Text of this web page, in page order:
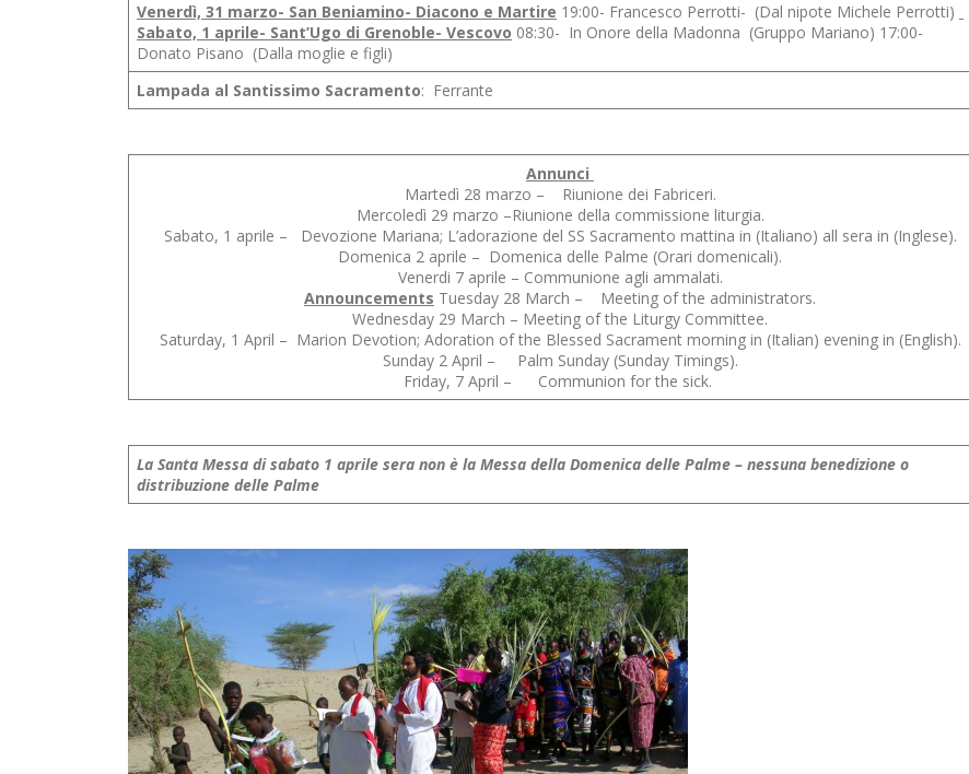
Venerdì, 31 marzo- San Beniamino- Diacono e Martire 19:00- Francesco Perrotti- (Dal nipote Michele Perrotti)
Sabato, 1 aprile- Sant’Ugo di Grenoble- Vescovo 08:30- In Onore della Madonna (Gruppo Mariano) 17:00-
Donato Pisano (Dalla moglie e figli)
Lampada al Santissimo Sacramento: Ferrante
Annunci
Martedì 28 marzo – Riunione dei Fabriceri.
Mercoledì 29 marzo –Riunione della commissione liturgia.
Sabato, 1 aprile – Devozione Mariana; L’adorazione del SS Sacramento mattina in (Italiano) all sera in (Inglese).
Domenica 2 aprile – Domenica delle Palme (Orari domenicali).
Venerdi 7 aprile – Communione agli ammalati.
Announcements Tuesday 28 March – Meeting of the administrators.
Wednesday 29 March – Meeting of the Liturgy Committee.
Saturday, 1 April – Marion Devotion; Adoration of the Blessed Sacrament morning in (Italian) evening in (English).
Sunday 2 April – Palm Sunday (Sunday Timings).
Friday, 7 April – Communion for the sick.
La Santa Messa di sabato 1 aprile sera non è la Messa della Domenica delle Palme – nessuna benedizione o
distribuzione delle Palme